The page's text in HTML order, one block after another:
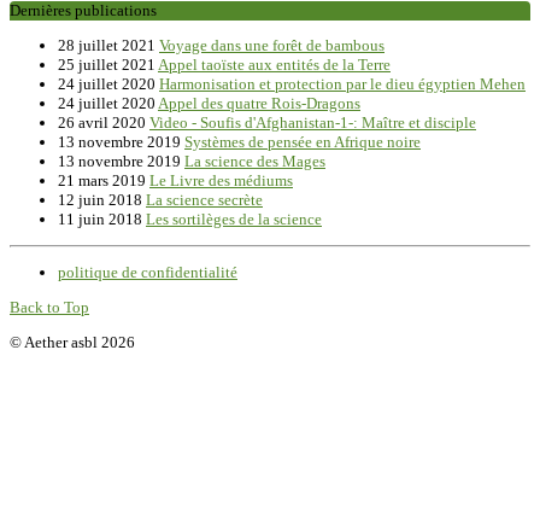
Dernières publications
28 juillet 2021 Voyage dans une forêt de bambous
25 juillet 2021 Appel taoïste aux entités de la Terre
24 juillet 2020 Harmonisation et protection par le dieu égyptien Mehen
24 juillet 2020 Appel des quatre Rois-Dragons
26 avril 2020 Video - Soufis d'Afghanistan-1-: Maître et disciple
13 novembre 2019 Systèmes de pensée en Afrique noire
13 novembre 2019 La science des Mages
21 mars 2019 Le Livre des médiums
12 juin 2018 La science secrète
11 juin 2018 Les sortilèges de la science
politique de confidentialité
Back to Top
© Aether asbl 2026